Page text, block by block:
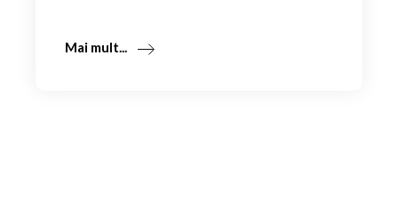
Mai mult...